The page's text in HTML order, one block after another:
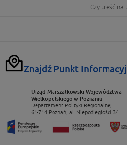
Czy treść na
Znajdź Punkt
Urząd Marszałkowski Województwa
Wielkopolskiego w Poznaniu
Departament Polityki Regionalnej
61-714 Poznań, al. Niepodległości 34